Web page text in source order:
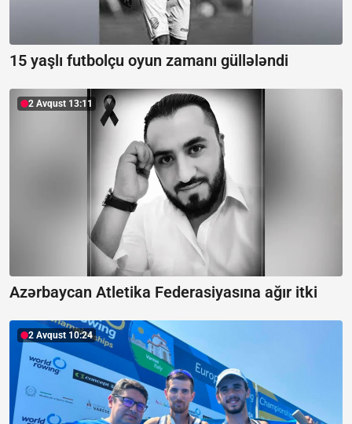
15 yaşlı futbolçu oyun zamanı güllələndi
2 Avqust 13:11
Azərbaycan Atletika Federasiyasına ağır itki
2 Avqust 10:24